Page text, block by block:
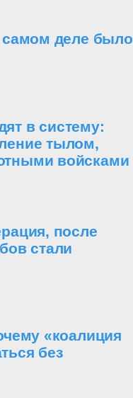
самом деле было
в систему:
тылом,
войсками
после
стали
«коалиция
без